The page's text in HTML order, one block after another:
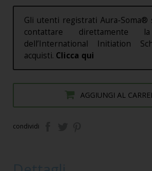
Gli utenti registrati Aura-Soma®
contattare direttamente
dell’International Initiation
acquisti. Clicca qui
AGGIUNGI AL
condividi